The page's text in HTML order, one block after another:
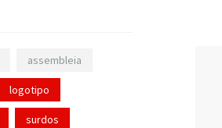
assembleia
logotipo
surdos